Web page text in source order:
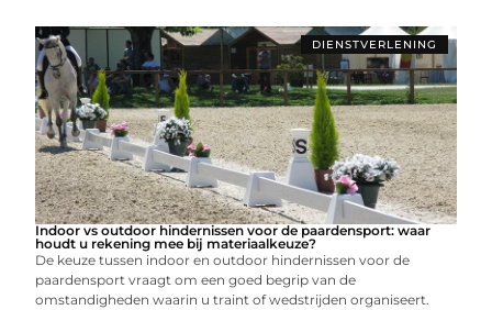
DIENSTVERLENING
Indoor vs outdoor hindernissen voor de paardensport: waar
houdt u rekening mee bij materiaalkeuze?
De keuze tussen indoor en outdoor hindernissen voor de
paardensport vraagt om een goed begrip van de
omstandigheden waarin u traint of wedstrijden organiseert.